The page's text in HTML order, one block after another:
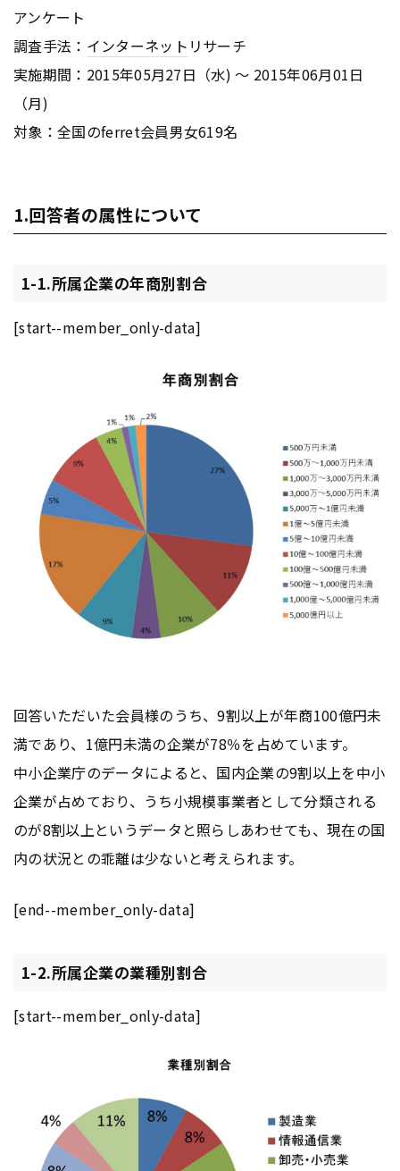
アンケート
調査手法： インターネット リサーチ
実施期間：2015年05月27日（水) ～ 2015年06月01日
（月)
対象：全国のferret会員男女619名
1.回答者の属性について
1-1.所属企業の年商別割合
[start--member_only-data]
回答いただいた会員様のうち、9割以上が年商100億円未
満であり、1億円未満の企業が78％を占めています。
中小企業庁のデータによると、国内企業の9割以上を中小
企業が占めており、うち小規模事業者として分類される
のが8割以上というデータと照らしあわせても、現在の国
内の状況との乖離は少ないと考えられます。
[end--member_only-data]
1-2.所属企業の業種別割合
[start--member_only-data]